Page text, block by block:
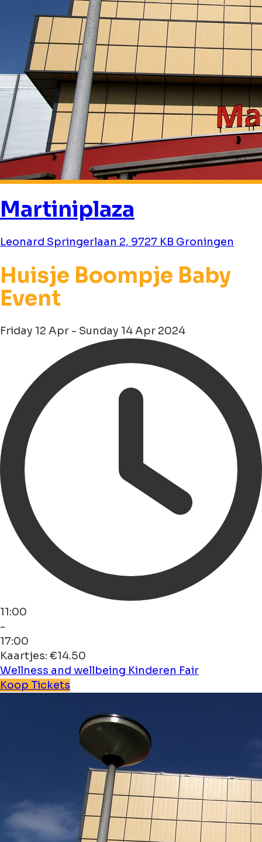
Martiniplaza
Leonard Springerlaan 2, 9727 KB Groningen
Huisje Boompje Baby
Event
Friday 12 Apr - Sunday 14 Apr 2024
11:00
-
17:00
Kaartjes: €14.50
Wellness and wellbeing Kinderen Fair
Koop Tickets